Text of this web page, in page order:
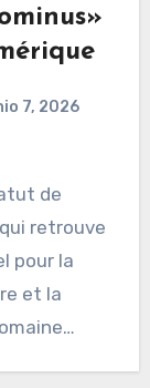
7, 2026
de
retrouve
pour la
et la